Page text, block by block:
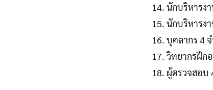
14. นักบริหารง
15. นักบริหารง
16. บุคลากร 4
17. วิทยากรฝึก
18. ผู้ตรวจสอบ